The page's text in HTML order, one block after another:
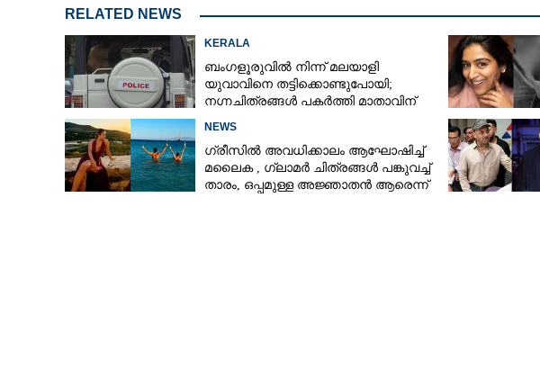
RELATED NEWS
KERALA
ബംഗളൂരുവിൽ നിന്ന് മലയാളി
യുവാവിനെ തട്ടിക്കൊണ്ടുപോയി;
നഗ്നചിത്രങ്ങൾ പകർത്തി മാതാവിന്
NEWS
ഗ്രീസിൽ അവധിക്കാലം ആഘോഷിച്ച്
മലൈക ,​ ഗ്ലാമർ ചിത്രങ്ങൾ പങ്കുവച്ച്
താരം,​ ഒപ്പമുള്ള അജ്ഞാതൻ ആരെന്ന്